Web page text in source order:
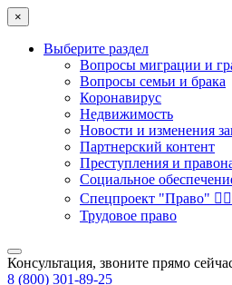
×
Выберите раздел
Вопросы миграции и
Вопросы семьи и брака
Коронавирус
Недвижимость
Новости и изменения
Партнерский контент
Преступления и
Социальное
Спецпроект "Право" 👮‍♂️
Трудовое право
Консультация, звоните прямо
8 (800) 301-89-25